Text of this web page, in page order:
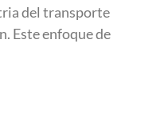
del transporte
Este enfoque de